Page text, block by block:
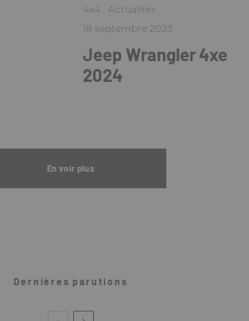
4x4 Actualités ·
18 septembre 2023
Jeep Wrangler 4xe
2024
En voir plus
Dernières parutions